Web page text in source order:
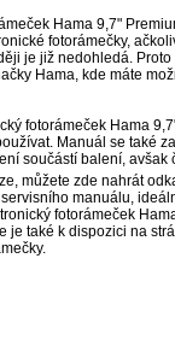
Hama 9,7"
fotorámečky,
je již nedohledá.
Hama, kde máte
fotorámeček Hama
Manuál se také
součástí balení,
můžete zde nahrát
manuálu,
fotorámeček
je také k dispozici na